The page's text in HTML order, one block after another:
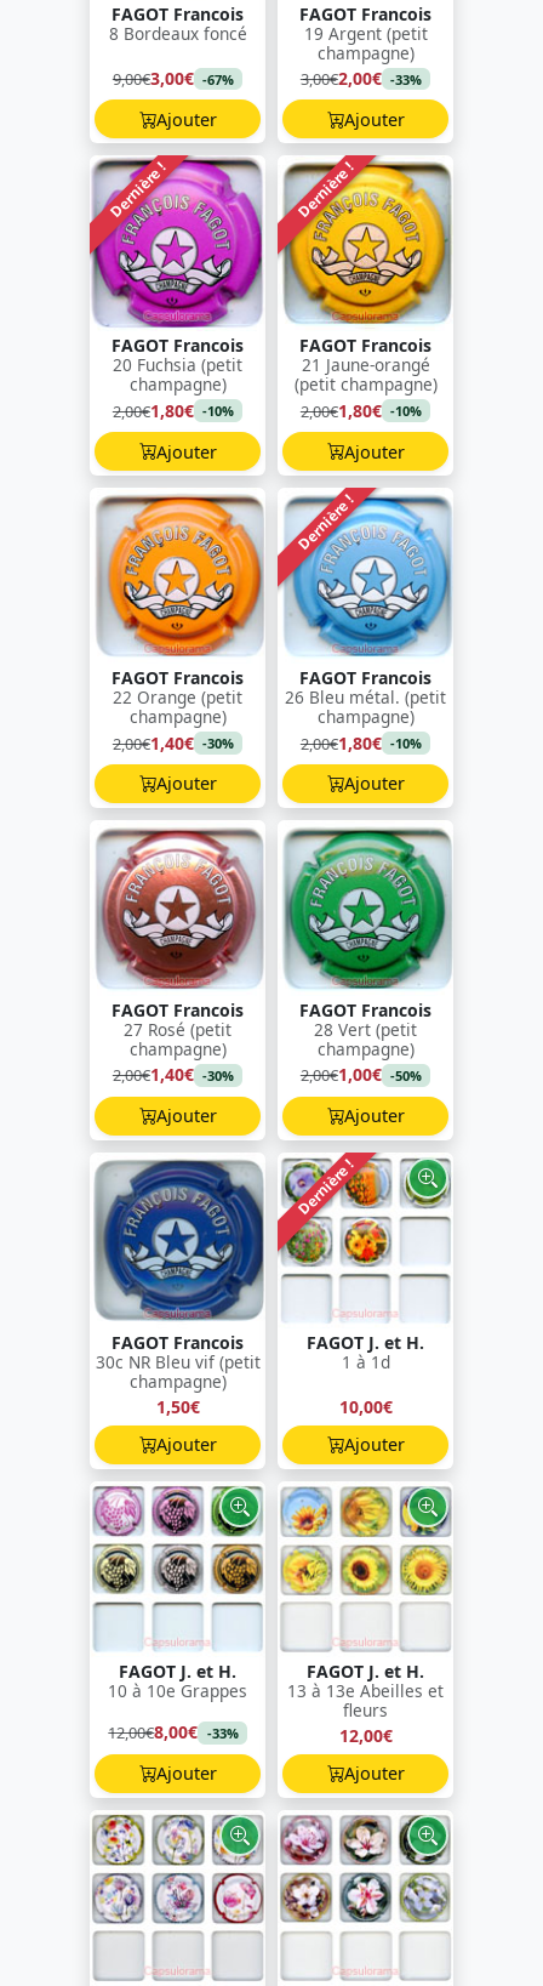
FAGOT Francois
8 Bordeaux foncé
9,00€3,00€ -67%
Ajouter
FAGOT Francois
19 Argent (petit
champagne)
3,00€2,00€ -33%
Ajouter
Dernière !
FAGOT Francois
20 Fuchsia (petit
champagne)
2,00€1,80€ -10%
Ajouter
Dernière !
FAGOT Francois
21 Jaune-orangé
(petit champagne)
2,00€1,80€ -10%
Ajouter
FAGOT Francois
22 Orange (petit
champagne)
2,00€1,40€ -30%
Ajouter
Dernière !
FAGOT Francois
26 Bleu métal. (petit
champagne)
2,00€1,80€ -10%
Ajouter
FAGOT Francois
27 Rosé (petit
champagne)
2,00€1,40€ -30%
Ajouter
FAGOT Francois
28 Vert (petit
champagne)
2,00€1,00€ -50%
Ajouter
FAGOT Francois
30c NR Bleu vif (petit
champagne)
1,50€
Ajouter
Dernière !
FAGOT J. et H.
1 à 1d
10,00€
Ajouter
FAGOT J. et H.
10 à 10e Grappes
12,00€8,00€ -33%
Ajouter
FAGOT J. et H.
13 à 13e Abeilles et
fleurs
12,00€
Ajouter